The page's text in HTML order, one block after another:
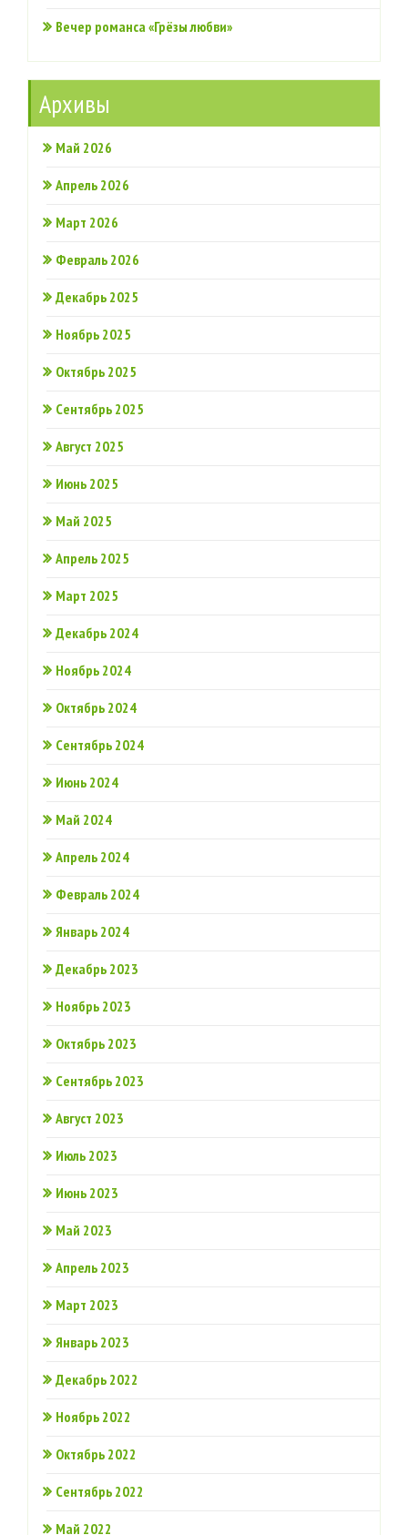
Вечер романса «Грёзы любви»
Архивы
Май 2026
Апрель 2026
Март 2026
Февраль 2026
Декабрь 2025
Ноябрь 2025
Октябрь 2025
Сентябрь 2025
Август 2025
Июнь 2025
Май 2025
Апрель 2025
Март 2025
Декабрь 2024
Ноябрь 2024
Октябрь 2024
Сентябрь 2024
Июнь 2024
Май 2024
Апрель 2024
Февраль 2024
Январь 2024
Декабрь 2023
Ноябрь 2023
Октябрь 2023
Сентябрь 2023
Август 2023
Июль 2023
Июнь 2023
Май 2023
Апрель 2023
Март 2023
Январь 2023
Декабрь 2022
Ноябрь 2022
Октябрь 2022
Сентябрь 2022
Май 2022